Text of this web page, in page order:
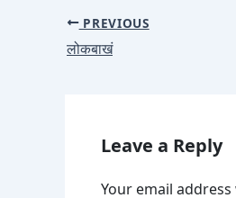
PREVIOUS
लोकबाखं
Leave a Reply
Your email